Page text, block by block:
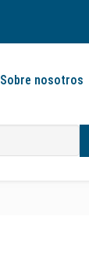
Sobre nosotros